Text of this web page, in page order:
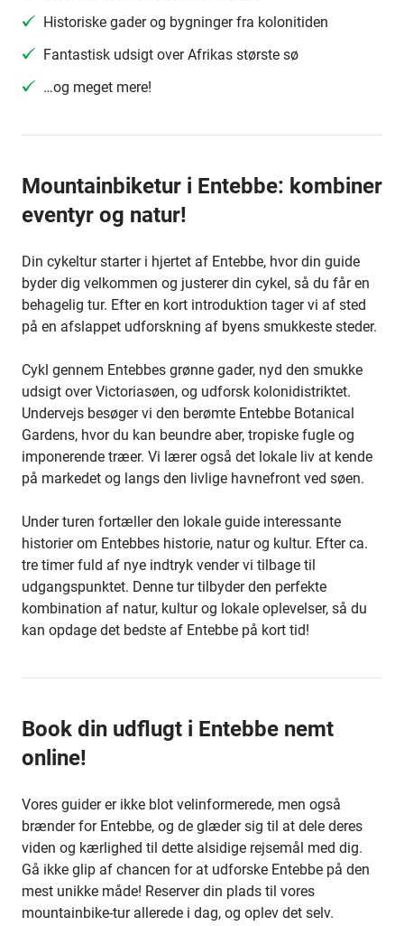
Historiske gader og bygninger fra kolonitiden
Fantastisk udsigt over Afrikas største sø
…og meget mere!
Mountainbiketur i Entebbe: kombiner
eventyr og natur!
Din cykeltur starter i hjertet af Entebbe, hvor din guide
byder dig velkommen og justerer din cykel, så du får en
behagelig tur. Efter en kort introduktion tager vi af sted
på en afslappet udforskning af byens smukkeste steder.
Cykl gennem Entebbes grønne gader, nyd den smukke
udsigt over Victoriasøen, og udforsk kolonidistriktet.
Undervejs besøger vi den berømte Entebbe Botanical
Gardens, hvor du kan beundre aber, tropiske fugle og
imponerende træer. Vi lærer også det lokale liv at kende
på markedet og langs den livlige havnefront ved søen.
Under turen fortæller den lokale guide interessante
historier om Entebbes historie, natur og kultur. Efter ca.
tre timer fuld af nye indtryk vender vi tilbage til
udgangspunktet. Denne tur tilbyder den perfekte
kombination af natur, kultur og lokale oplevelser, så du
kan opdage det bedste af Entebbe på kort tid!
Book din udflugt i Entebbe nemt
online!
Vores guider er ikke blot velinformerede, men også
brænder for Entebbe, og de glæder sig til at dele deres
viden og kærlighed til dette alsidige rejsemål med dig.
Gå ikke glip af chancen for at udforske Entebbe på den
mest unikke måde! Reserver din plads til vores
mountainbike-tur allerede i dag, og oplev det selv.